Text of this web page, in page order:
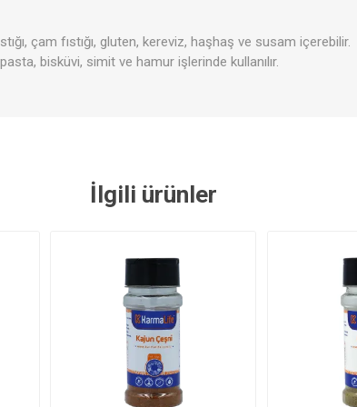
Minik Veganlar
Çorbalar Zeytinler
çam fıstığı, gluten, kereviz, haşhaş ve susam içerebilir.
bisküvi, simit ve hamur işlerinde kullanılır.
İlgili ürünler